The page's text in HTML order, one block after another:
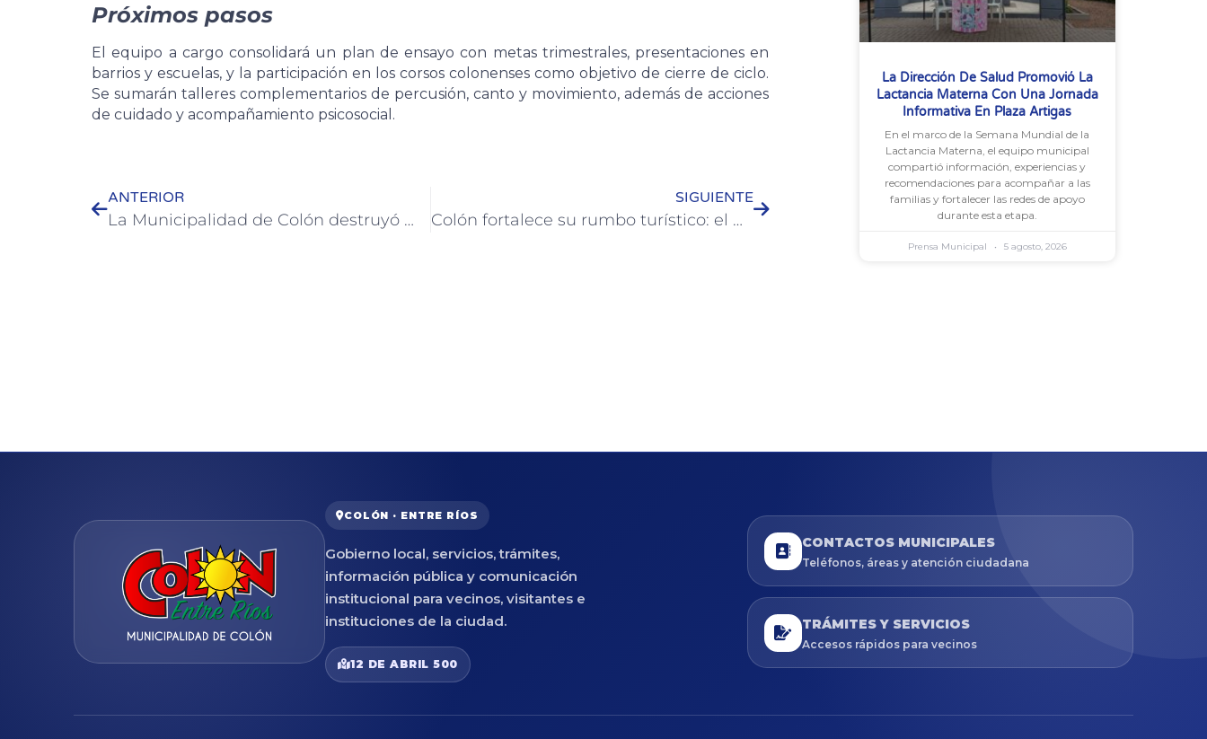
Próximos pasos
El equipo a cargo consolidará un plan de ensayo con metas trimestrales, presentaciones en
barrios y escuelas, y la participación en los corsos colonenses como objetivo de cierre de ciclo.
Se sumarán talleres complementarios de percusión, canto y movimiento, además de acciones
de cuidado y acompañamiento psicosocial.
ANTERIOR
La Municipalidad de Colón destruyó más de 100 escapes libres o modificados de motos
SIGUIENTE
Colón fortalece su rumbo turístico: el Consejo Asesor avanzó en obras, promoción y agenda de eventos
La Dirección De Salud Promovió La
Lactancia Materna Con Una Jornada
Informativa En Plaza Artigas
En el marco de la Semana Mundial de la
Lactancia Materna, el equipo municipal
compartió información, experiencias y
recomendaciones para acompañar a las
familias y fortalecer las redes de apoyo
durante esta etapa.
Prensa Municipal 5 agosto, 2026
COLÓN · ENTRE RÍOS
Gobierno local, servicios, trámites,
información pública y comunicación
institucional para vecinos, visitantes e
instituciones de la ciudad.
12 DE ABRIL 500
CONTACTOS MUNICIPALES
Teléfonos, áreas y atención ciudadana
TRÁMITES Y SERVICIOS
Accesos rápidos para vecinos